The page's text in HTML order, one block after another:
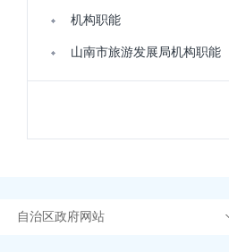
机构职能
山南市旅游发展局机构职能
自治区政府网站